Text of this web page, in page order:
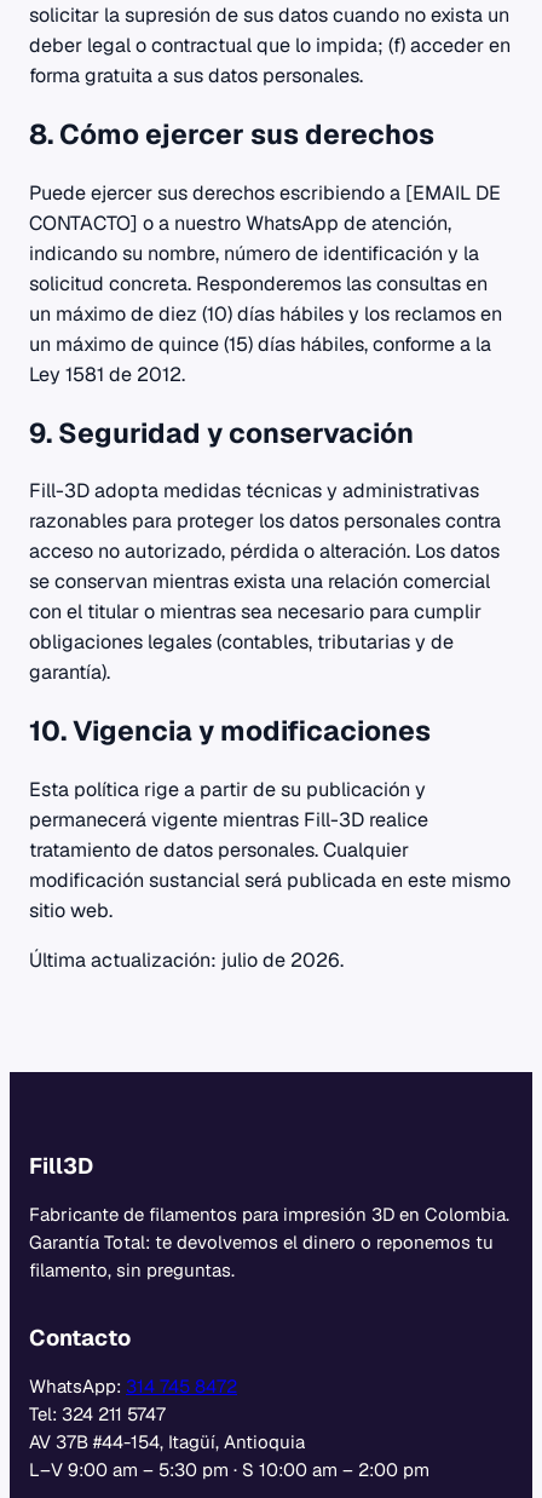
solicitar la supresión de sus datos cuando no exista un
deber legal o contractual que lo impida; (f) acceder en
forma gratuita a sus datos personales.
8. Cómo ejercer sus derechos
Puede ejercer sus derechos escribiendo a [EMAIL DE
CONTACTO] o a nuestro WhatsApp de atención,
indicando su nombre, número de identificación y la
solicitud concreta. Responderemos las consultas en
un máximo de diez (10) días hábiles y los reclamos en
un máximo de quince (15) días hábiles, conforme a la
Ley 1581 de 2012.
9. Seguridad y conservación
Fill-3D adopta medidas técnicas y administrativas
razonables para proteger los datos personales contra
acceso no autorizado, pérdida o alteración. Los datos
se conservan mientras exista una relación comercial
con el titular o mientras sea necesario para cumplir
obligaciones legales (contables, tributarias y de
garantía).
10. Vigencia y modificaciones
Esta política rige a partir de su publicación y
permanecerá vigente mientras Fill-3D realice
tratamiento de datos personales. Cualquier
modificación sustancial será publicada en este mismo
sitio web.
Última actualización: julio de 2026.
Fill3D
Fabricante de filamentos para impresión 3D en Colombia.
Garantía Total: te devolvemos el dinero o reponemos tu
filamento, sin preguntas.
Contacto
WhatsApp: 314 745 8472
Tel: 324 211 5747
AV 37B #44-154, Itagüí, Antioquia
L–V 9:00 am – 5:30 pm · S 10:00 am – 2:00 pm